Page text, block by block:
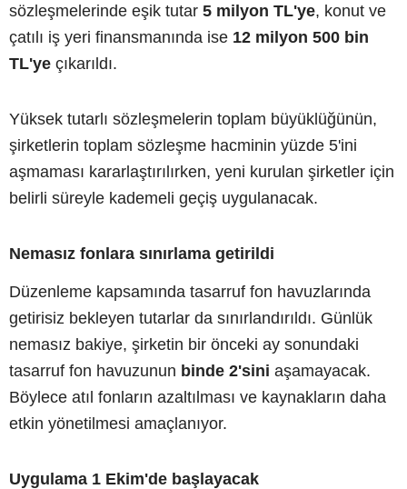
sözleşmelerinde eşik tutar 5 milyon TL'ye, konut ve
çatılı iş yeri finansmanında ise 12 milyon 500 bin
TL'ye çıkarıldı.
Yüksek tutarlı sözleşmelerin toplam büyüklüğünün,
şirketlerin toplam sözleşme hacminin yüzde 5'ini
aşmaması kararlaştırılırken, yeni kurulan şirketler için
belirli süreyle kademeli geçiş uygulanacak.
Nemasız fonlara sınırlama getirildi
Düzenleme kapsamında tasarruf fon havuzlarında
getirisiz bekleyen tutarlar da sınırlandırıldı. Günlük
nemasız bakiye, şirketin bir önceki ay sonundaki
tasarruf fon havuzunun binde 2'sini aşamayacak.
Böylece atıl fonların azaltılması ve kaynakların daha
etkin yönetilmesi amaçlanıyor.
Uygulama 1 Ekim'de başlayacak